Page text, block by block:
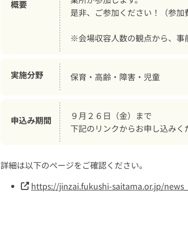
概要
是非、ご参加ください！（参加
※会場収容人数の観点から、事
実施分野 保育・高齢・障害・児童
申込み期間
９月２６日（金）まで
下記のリンクからお申し込みく
詳細は以下のページをご確認ください。
https://jinzai.fukushi-saitama.or.jp/